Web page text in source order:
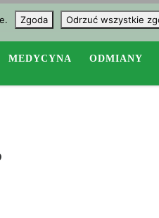
MEDYCYNA ODMIANY
Zgoda Odrzuć wszystkie